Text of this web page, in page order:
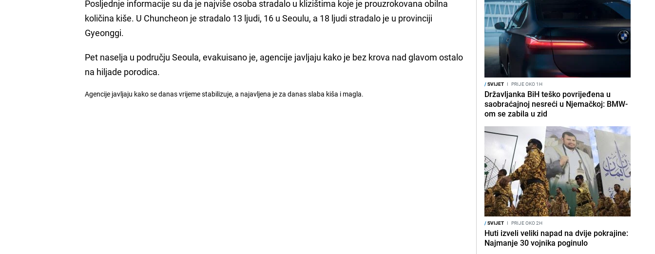
Posljednje informacije su da je najviše osoba stradalo u klizištima koje je prouzrokovana obilna
količina kiše. U Chuncheon je stradalo 13 ljudi, 16 u Seoulu, a 18 ljudi stradalo je u provinciji
Gyeonggi.
Pet naselja u području Seoula, evakuisano je, agencije javljaju kako je bez krova nad glavom ostalo
na hiljade porodica.
Agencije javljaju kako se danas vrijeme stabilizuje, a najavljena je za danas slaba kiša i magla.
/SVIJET I PRIJE OKO 1H
Državljanka BiH teško povrijeđena u
saobraćajnoj nesreći u Njemačkoj: BMW-
om se zabila u zid
/SVIJET I PRIJE OKO 2H
Huti izveli veliki napad na dvije pokrajine:
Najmanje 30 vojnika poginulo